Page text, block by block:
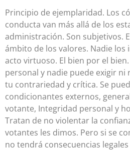
Principio de ejemplaridad. Los
conducta van más allá de los
administración. Son subjetivos.
ámbito de los valores. Nadie los
acto virtuoso. El bien por el
personal y nadie puede exigir
tu contrariedad y crítica. Se
condicionantes externos,
votante, Integridad personal y
Tratan de no violentar la
votantes les dimos. Pero si se
no tendrá consecuencias